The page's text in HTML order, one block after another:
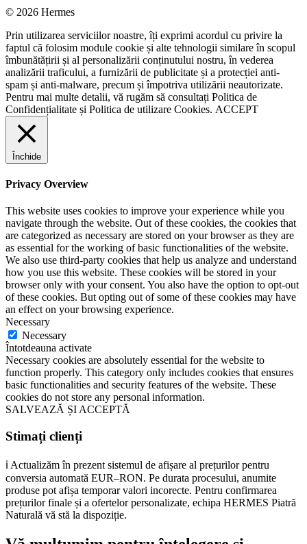
© 2026 Hermes
Prin utilizarea serviciilor noastre, îți exprimi acordul cu privire la
faptul că folosim module cookie și alte tehnologii similare în scopul
îmbunătățirii și al personalizării conținutului nostru, în vederea
analizării traficului, a furnizării de publicitate și a protecției anti-
spam și anti-malware, precum și împotriva utilizării neautorizate.
Pentru mai multe detalii, vă rugăm să consultați Politica de
Confidențialitate și Politica de utilizare Cookies. ACCEPT
Închide
Privacy Overview
This website uses cookies to improve your experience while you
navigate through the website. Out of these cookies, the cookies that
are categorized as necessary are stored on your browser as they are
as essential for the working of basic functionalities of the website.
We also use third-party cookies that help us analyze and understand
how you use this website. These cookies will be stored in your
browser only with your consent. You also have the option to opt-out
of these cookies. But opting out of some of these cookies may have
an effect on your browsing experience.
Necessary
Necessary
Întotdeauna activate
Necessary cookies are absolutely essential for the website to
function properly. This category only includes cookies that ensures
basic functionalities and security features of the website. These
cookies do not store any personal information.
SALVEAZĂ ȘI ACCEPTĂ
Stimați clienți
ℹ️ Actualizăm în prezent sistemul de afișare al prețurilor pentru
conversia automată EUR–RON. Pe durata procesului, anumite
produse pot afișa temporar valori incorecte. Pentru confirmarea
prețurilor finale și a ofertelor personalizate, echipa HERMES Piatră
Naturală vă stă la dispoziție.